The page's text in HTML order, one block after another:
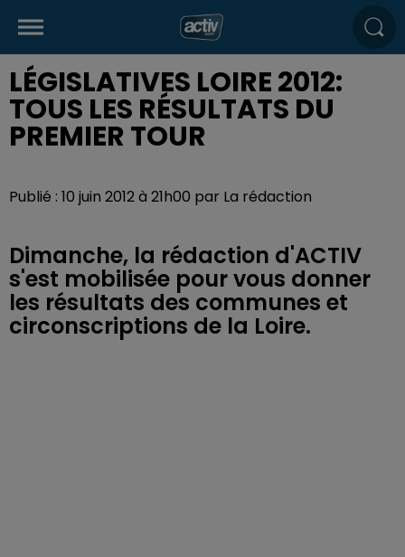
LÉGISLATIVES LOIRE 2012:
TOUS LES RÉSULTATS DU
PREMIER TOUR
Publié : 10 juin 2012 à 21h00 par La rédaction
Dimanche, la rédaction d'ACTIV
s'est mobilisée pour vous donner
les résultats des communes et
circonscriptions de la Loire.